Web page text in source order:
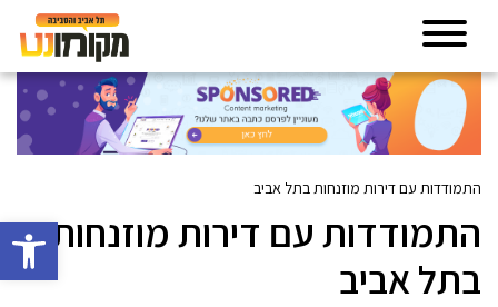
פתח
התמודדות עם דירות מוזנחות בתל אביב
התמודדות עם דירות מוזנחות
בתל אביב